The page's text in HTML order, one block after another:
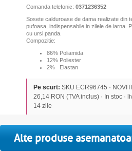
Comanda telefonic: 0371236352
Sosete calduroase de dama realizate din
pufoasa, indispensabile in zilele de iarna.
cu ursi panda.
Compozitie:
86% Poliamida
12% Poliester
2% Elastan
Pe scurt: SKU ECR96745 ·
26,14 RON (TVA inclus) · In stoc ·
14 zile
Alte produse